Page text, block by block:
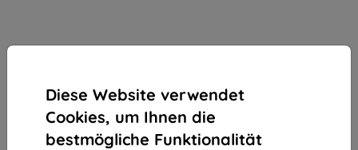
Diese Website verwendet
Cookies, um Ihnen die
bestmögliche Funktionalität